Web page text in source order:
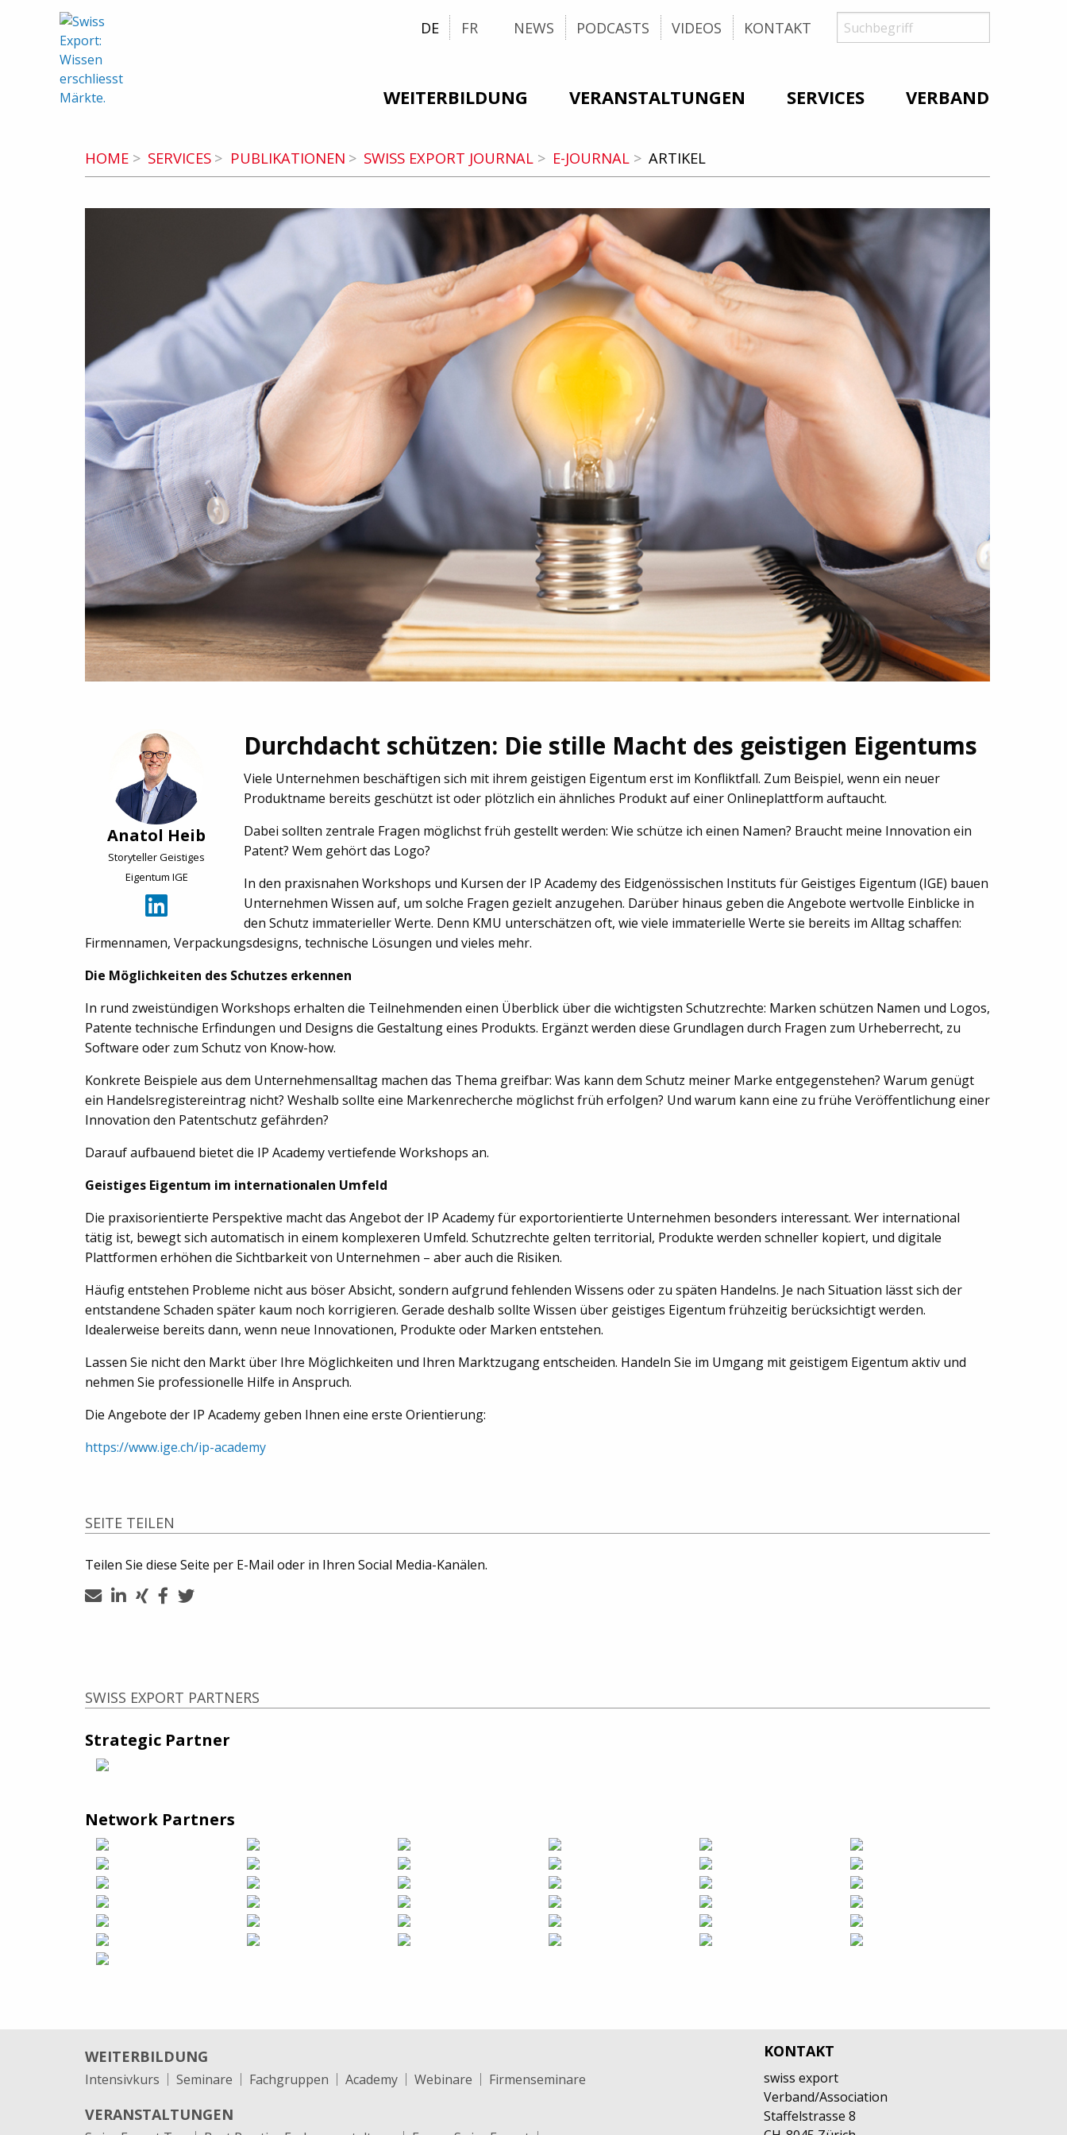
DE FR NEWS PODCASTS VIDEOS KONTAKT Suche
Suchbegriff
WEITERBILDUNG VERANSTALTUNGEN SERVICES VERBAND
HOME SERVICES PUBLIKATIONEN SWISS EXPORT JOURNAL E-JOURNAL ARTIKEL
Anatol Heib
Storyteller Geistiges
Eigentum IGE
Durchdacht schützen: Die stille Macht des geistigen Eigentums
Viele Unternehmen beschäftigen sich mit ihrem geistigen Eigentum erst im Konfliktfall. Zum Beispiel, wenn ein neuer
Produktname bereits geschützt ist oder plötzlich ein ähnliches Produkt auf einer Onlineplattform auftaucht.
Dabei sollten zentrale Fragen möglichst früh gestellt werden: Wie schütze ich einen Namen? Braucht meine Innovation ein
Patent? Wem gehört das Logo?
In den praxisnahen Workshops und Kursen der IP Academy des Eidgenössischen Instituts für Geistiges Eigentum (IGE) bauen
Unternehmen Wissen auf, um solche Fragen gezielt anzugehen. Darüber hinaus geben die Angebote wertvolle Einblicke in
den Schutz immaterieller Werte. Denn KMU unterschätzen oft, wie viele immaterielle Werte sie bereits im Alltag schaffen:
Firmennamen, Verpackungsdesigns, technische Lösungen und vieles mehr.
Die Möglichkeiten des Schutzes erkennen
In rund zweistündigen Workshops erhalten die Teilnehmenden einen Überblick über die wichtigsten Schutzrechte: Marken schützen Namen und Logos,
Patente technische Erfindungen und Designs die Gestaltung eines Produkts. Ergänzt werden diese Grundlagen durch Fragen zum Urheberrecht, zu
Software oder zum Schutz von Know-how.
Konkrete Beispiele aus dem Unternehmensalltag machen das Thema greifbar: Was kann dem Schutz meiner Marke entgegenstehen? Warum genügt
ein Handelsregistereintrag nicht? Weshalb sollte eine Markenrecherche möglichst früh erfolgen? Und warum kann eine zu frühe Veröffentlichung einer
Innovation den Patentschutz gefährden?
Darauf aufbauend bietet die IP Academy vertiefende Workshops an.
Geistiges Eigentum im internationalen Umfeld
Die praxisorientierte Perspektive macht das Angebot der IP Academy für exportorientierte Unternehmen besonders interessant. Wer international
tätig ist, bewegt sich automatisch in einem komplexeren Umfeld. Schutzrechte gelten territorial, Produkte werden schneller kopiert, und digitale
Plattformen erhöhen die Sichtbarkeit von Unternehmen – aber auch die Risiken.
Häufig entstehen Probleme nicht aus böser Absicht, sondern aufgrund fehlenden Wissens oder zu späten Handelns. Je nach Situation lässt sich der
entstandene Schaden später kaum noch korrigieren. Gerade deshalb sollte Wissen über geistiges Eigentum frühzeitig berücksichtigt werden.
Idealerweise bereits dann, wenn neue Innovationen, Produkte oder Marken entstehen.
Lassen Sie nicht den Markt über Ihre Möglichkeiten und Ihren Marktzugang entscheiden. Handeln Sie im Umgang mit geistigem Eigentum aktiv und
nehmen Sie professionelle Hilfe in Anspruch.
Die Angebote der IP Academy geben Ihnen eine erste Orientierung:
https://www.ige.ch/ip-academy
SEITE TEILEN
Teilen Sie diese Seite per E-Mail oder in Ihren Social Media-Kanälen.
SWISS EXPORT PARTNERS
Strategic Partner
Network Partners
WEITERBILDUNG
Intensivkurs Seminare Fachgruppen Academy Webinare Firmenseminare
VERANSTALTUNGEN
KONTAKT
swiss export
Verband/Association
Staffelstrasse 8